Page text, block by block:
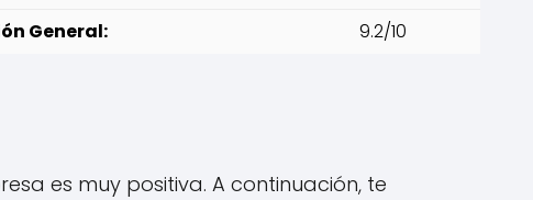
General:
9.2/10
es muy positiva. A continuación, te